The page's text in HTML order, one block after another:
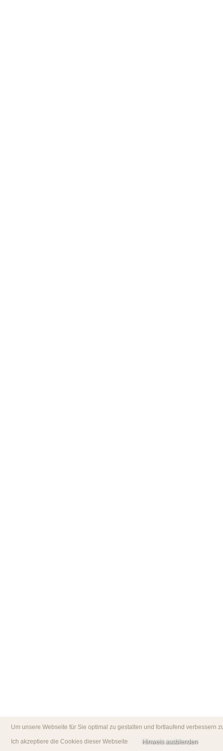
Um unsere Webseite für Sie optimal zu gestalten und fortlaufend
Ich akzeptiere die Cookies dieser Webseite Hinweis ausblenden